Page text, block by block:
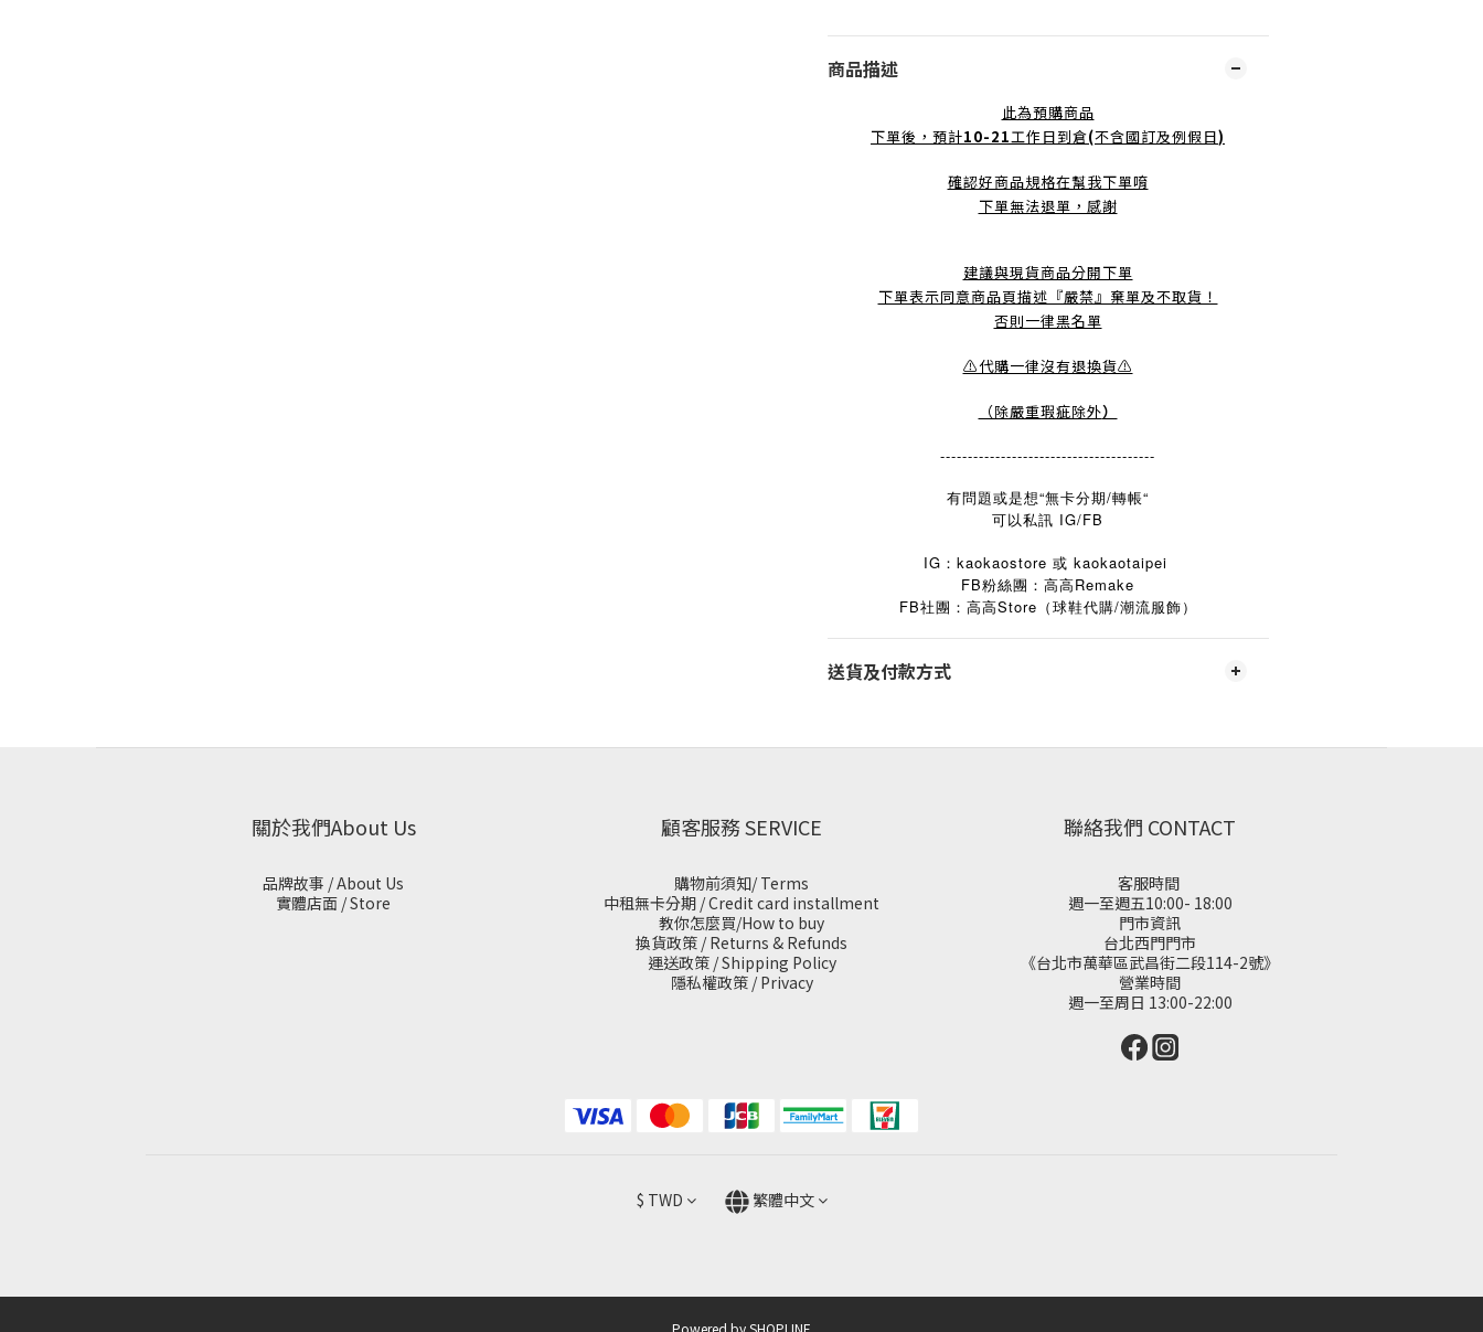
商品描述
此為預購商品
下單後，預計10-21工作日到倉(不含國訂及例假日)
確認好商品規格在幫我下單唷
下單無法退單，感謝
建議與現貨商品分開下單
下單表示同意商品頁描述『嚴禁』棄單及不取貨！
否則一律黑名單
⚠️代購一律沒有退換貨⚠️
（除嚴重瑕疵除外）
---------------------------------------
有問題或是想“無卡分期/轉帳“
可以私訊 IG/FB
IG：kaokaostore 或 kaokaotaipei
FB粉絲團：高高Remake
FB社團：高高Store （球鞋代購/潮流服飾）
送貨及付款方式
關於我們About Us
品牌故事 / About Us
實體店面 / Store
顧客服務 SERVICE
購物前須知/ Terms
中租無卡分期 / Credit card installment
教你怎麼買/How to buy
換貨政策 / Returns & Refunds
運送政策 / Shipping Policy
隱私權政策 / Privacy
聯絡我們 CONTACT
客服時間
週一至週五10:00- 18:00
門市資訊
台北西門門市
《台北市萬華區武昌街二段114-2號》
營業時間
週一至周日 13:00-22:00
$ TWD 繁體中文